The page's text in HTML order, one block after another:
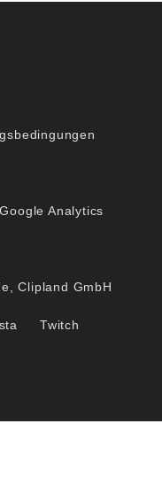
Google Analytics
Clipland GmbH
Twitch